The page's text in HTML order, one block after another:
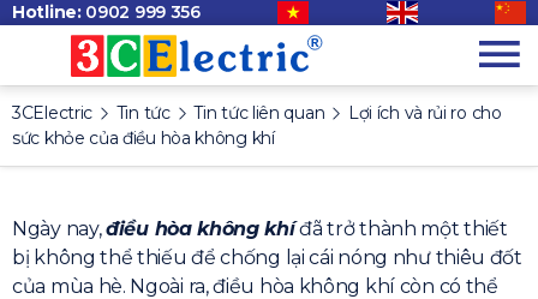
Hotline: 0902 999 356
3CElectric Tin tức Tin tức liên quan
Lợi ích và rủi ro cho
sức khỏe của điều hòa không khí
Ngày nay,điều hòa không khíđã trở thành một thiết
bị không thể thiếu để chống lại cái nóng như thiêu đốt
của mùa hè. Ngoài ra, điều hòa không khí còn có thể